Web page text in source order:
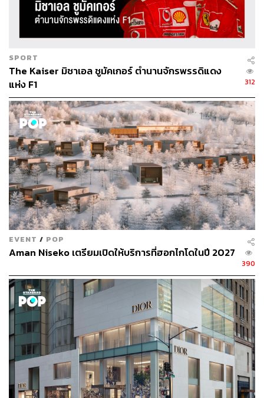
ในส่วนของประเภทการนวดอโรมาที่นี่ก็มีให้เลือกหลาก
หลาย แต่ด้วยความมุ่งมั่นที่จะมาผ่อนคลายลดเครียด เราเลย
เลือกเป็นAromatic Anti Stress Oil Massage
ผลิตภัณฑ์ที่ทางสปาใช้ล้วนเป็นส่วนผสมจากธรรมชาติที่ผ่าน
การคัดสรรอย่างพิถีพิถัน เริ่มจากสครับซึ่งมีให้เลือก 3 ชนิด
SPORT
The Kaiser มิชาเอล ชูมัคเกอร์ ตำนานจักรพรรดิแดง
แห่ง F1
312
EVENT / POP
Aman Niseko เตรียมเปิดให้บริการที่ฮอกไกโดในปี 2027
390